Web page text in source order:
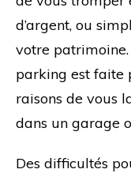
d’argent, ou
votre
parking est faite
raisons de vous
dans un garage
Des difficultés